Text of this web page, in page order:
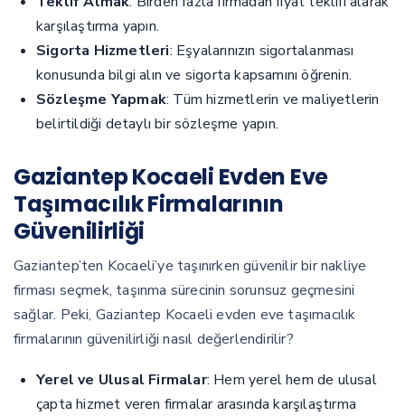
karşılaştırma yapın.
Sigorta Hizmetleri: Eşyalarınızın sigortalanması
konusunda bilgi alın ve sigorta kapsamını öğrenin.
Sözleşme Yapmak: Tüm hizmetlerin ve maliyetlerin
belirtildiği detaylı bir sözleşme yapın.
Gaziantep Kocaeli Evden Eve
Taşımacılık Firmalarının
Güvenilirliği
Gaziantep’ten Kocaeli’ye taşınırken güvenilir bir nakliye
firması seçmek, taşınma sürecinin sorunsuz geçmesini
sağlar. Peki, Gaziantep Kocaeli evden eve taşımacılık
firmalarının güvenilirliği nasıl değerlendirilir?
Yerel ve Ulusal Firmalar: Hem yerel hem de ulusal
çapta hizmet veren firmalar arasında karşılaştırma